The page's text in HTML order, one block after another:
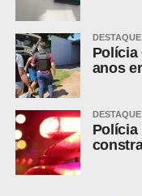
DESTAQUE
Polícia
anos
DESTAQUE
Polícia